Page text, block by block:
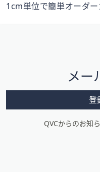
1cm単位で簡単オーダ
メ
ニ
メー
登
QVCからのお知